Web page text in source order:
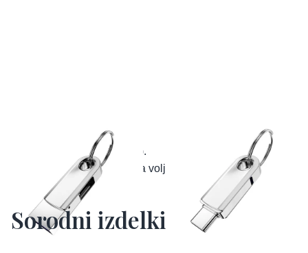
Kapaciteta: 3.0 (32-128GB).
Tehnična specifikacija je na voljo na zahtevo naročnika.
Sorodni izdelki